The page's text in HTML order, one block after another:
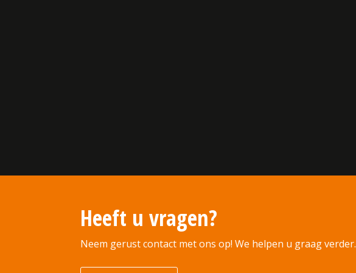
Heeft u vragen?
Neem gerust contact met ons op! We helpen u graag verder.